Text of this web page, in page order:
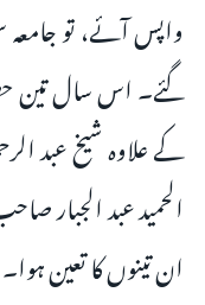
واپس آئے، تو
گئے۔ اس سال تین
کے علاوہ شیخ عبد
الحمید عبد الجبار
ان تینوں کا تعین ہوا۔